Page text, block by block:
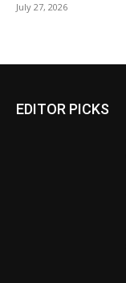
July 27, 2026
EDITOR PICKS